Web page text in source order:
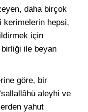
daha birçok
kerimelerin hepsi,
için
ile beyan
göre, bir
aleyhi ve
yahut